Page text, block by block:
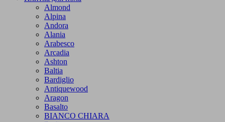
Almond
Alpina
Andora
Alania
Arabesco
Arcadia
Ashton
Baltia
Bardiglio
Antiquewood
Aragon
Basalto
BIANCO CHIARA